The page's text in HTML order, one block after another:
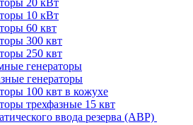
20 кВт
10 кВт
60 квт
300 квт
250 квт
генераторы
генераторы
100 квт в кожухе
трехфазные 15 квт
ввода резерва (АВР)